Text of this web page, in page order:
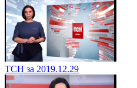
ТСН за 2019.12.29